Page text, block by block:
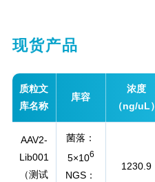
现货产品
质粒文
库名称
库容
浓度
（ng/uL）
AAV2-
Lib001
（测试
菌落：
5×106
NGS：
1230.9